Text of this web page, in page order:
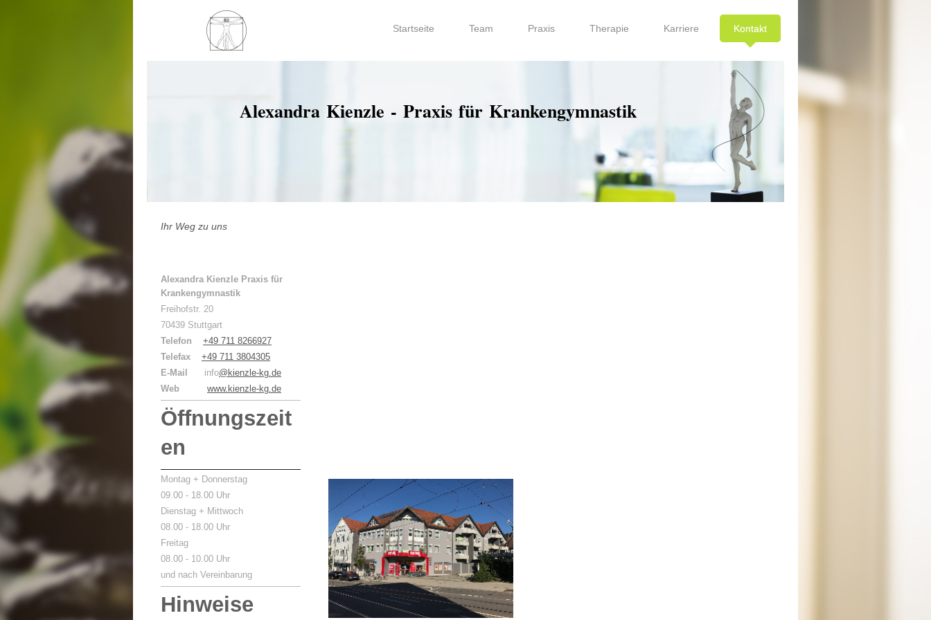
Startseite Team Praxis Therapie Karriere Kontakt
Alexandra Kienzle - Praxis für Krankengymnastik
Ihr Weg zu uns
Alexandra Kienzle Praxis für
Krankengymnastik
Freihofstr. 20
70439 Stuttgart
Telefon
+49 711 8266927
Telefax
+49 711 3804305
E-Mail
info@kienzle-kg.de
Web
www.kienzle-kg.de
Öffnungszeit
en
Montag + Donnerstag
09.00 - 18.00 Uhr
Dienstag + Mittwoch
08.00 - 18.00 Uhr
Freitag
08.00 - 10.00 Uhr
und nach Vereinbarung
Hinweise